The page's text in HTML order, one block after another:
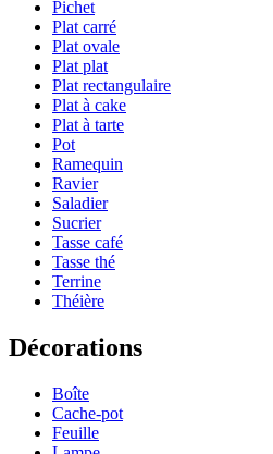
Pichet
Plat carré
Plat ovale
Plat plat
Plat rectangulaire
Plat à cake
Plat à tarte
Pot
Ramequin
Ravier
Saladier
Sucrier
Tasse café
Tasse thé
Terrine
Théière
Décorations
Boîte
Cache-pot
Feuille